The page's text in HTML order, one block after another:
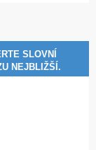
SLOVNÍ
NEJBLIŽŠÍ.